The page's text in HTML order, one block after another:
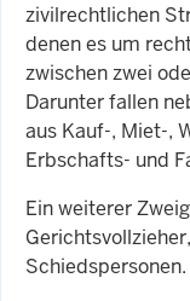
zivilrechtlichen
denen es um
zwischen zwei
Darunter fallen
aus Kauf-, Miet-,
Erbschafts- und
Ein weiterer
Schiedspersonen.